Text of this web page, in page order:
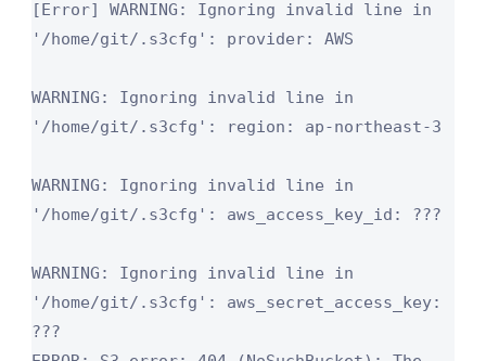
[Error] WARNING: Ignoring invalid line in
'/home/git/.s3cfg': provider: AWS
WARNING: Ignoring invalid line in
'/home/git/.s3cfg': region: ap-northeast-3
WARNING: Ignoring invalid line in
'/home/git/.s3cfg': aws_access_key_id: ???
WARNING: Ignoring invalid line in
'/home/git/.s3cfg': aws_secret_access_key:
???